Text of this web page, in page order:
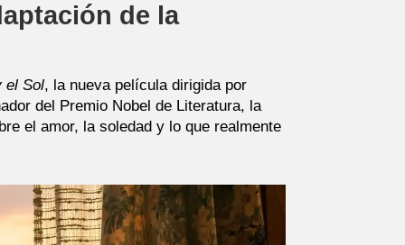
de la
el Sol, la nueva película dirigida por
del Premio Nobel de Literatura, la
el amor, la soledad y lo que realmente